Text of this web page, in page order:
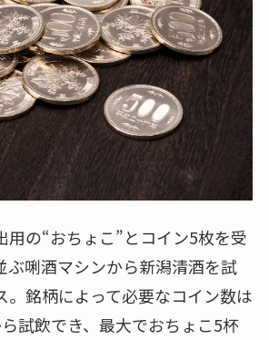
用の“おちょこ”とコイン5枚を受
ぶ唎酒マシンから新潟清酒を試
。銘柄によって必要なコイン数は
試飲でき、最大でおちょこ5杯